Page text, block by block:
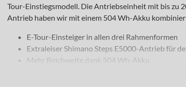
Tour-Einstiegsmodell. Die Antriebseinheit mit bis zu
Antrieb haben wir mit einem 504 Wh-Akku
E-Tour-Einsteiger in allen drei Rahmenformen
Extraleiser Shimano Steps E5000-Antrieb für
Mehr Reichweite dank 504 Wh-Akku